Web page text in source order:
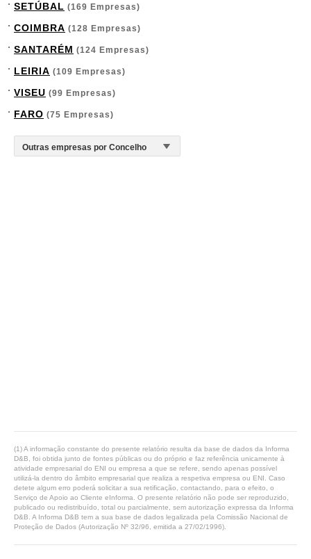
SETÚBAL (169 Empresas)
COIMBRA (128 Empresas)
SANTARÉM (124 Empresas)
LEIRIA (109 Empresas)
VISEU (99 Empresas)
FARO (75 Empresas)
(1) A informação constante do presente relatório resulta da base de dados da Informa
D&B, foi obtida junto de fontes públicas ou do próprio e faz referência unicamente à
atividade empresarial do ENI ou empresa a que se refere, sendo apenas possível
utilizá-la dentro do âmbito empresarial que realiza a respetiva empresa ou ENI. Caso
detete algum erro poderá solicitar a sua retificação, contactando, para o efeito, o
Serviço de Apoio ao Cliente eInforma. O presente relatório não pode ser reproduzido,
publicado ou redistribuído, total ou parcialmente, sem autorização expressa da Informa
D&B. A Informa D&B tem a sua base de dados legalizada pela Comissão Nacional de
Proteção de Dados (Autorização Nº 32/96, emitida a 27/02/1996).